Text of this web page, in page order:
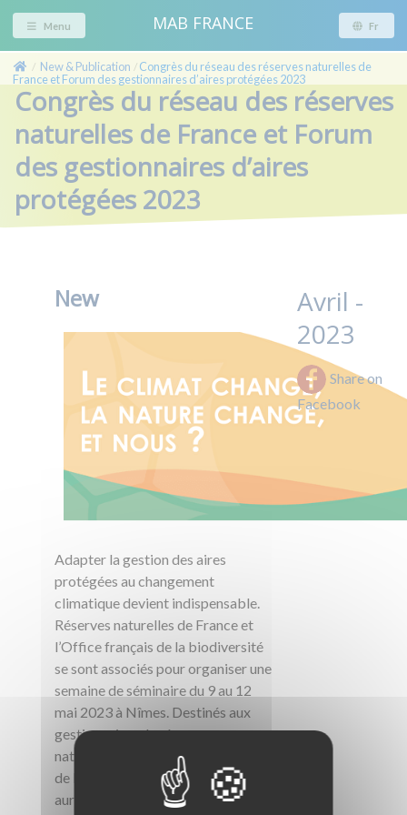
Menu MAB FRANCE Fr
/ New & Publication / Congrès du réseau des réserves naturelles de
France et Forum des gestionnaires d’aires protégées 2023
Congrès du réseau des réserves
naturelles de France et Forum
des gestionnaires d’aires
protégées 2023
New
Adapter la gestion des aires
protégées au changement
climatique devient indispensable.
Réserves naturelles de France et
l’Office français de la biodiversité
se sont associés pour organiser une
semaine de séminaire du 9 au 12
mai 2023 à Nîmes. Destinés aux
gestionnaires de réserves
naturelles et autres professionnels
de la nature, ces événements
auront pour thème l’adaptation au
Avril -
2023
Share on
Facebook